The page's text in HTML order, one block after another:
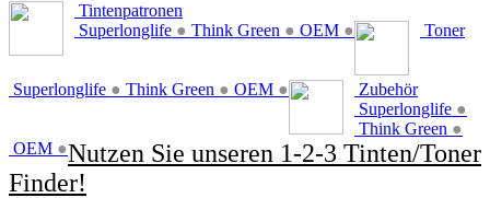
Tintenpatronen
Superlonglife ● Think Green ● OEM ● Toner
Superlonglife ● Think Green ● OEM ●
Zubehör
Superlonglife ●
Think Green ●
OEM ●Nutzen Sie unseren 1-2-3 Tinten/Toner
Finder!